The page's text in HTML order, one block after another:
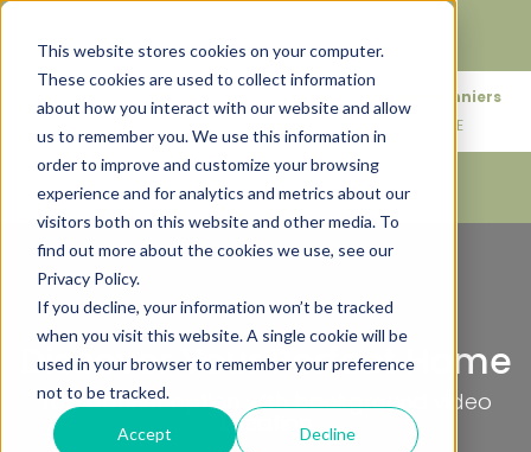
This website stores cookies on your computer.
These cookies are used to collect information
about how you interact with our website and allow
us to remember you. We use this information in
order to improve and customize your browsing
experience and for analytics and metrics about our
visitors both on this website and other media. To
find out more about the cookies we use, see our
Privacy Policy.
If you decline, your information won’t be tracked
when you visit this website. A single cookie will be
used in your browser to remember your preference
not to be tracked.
Accept Decline
patrimoine.
76 rue des Amidonniers
31000 TOULOUSE
Discover Your Perfect Home
Top banner option with background video
Location